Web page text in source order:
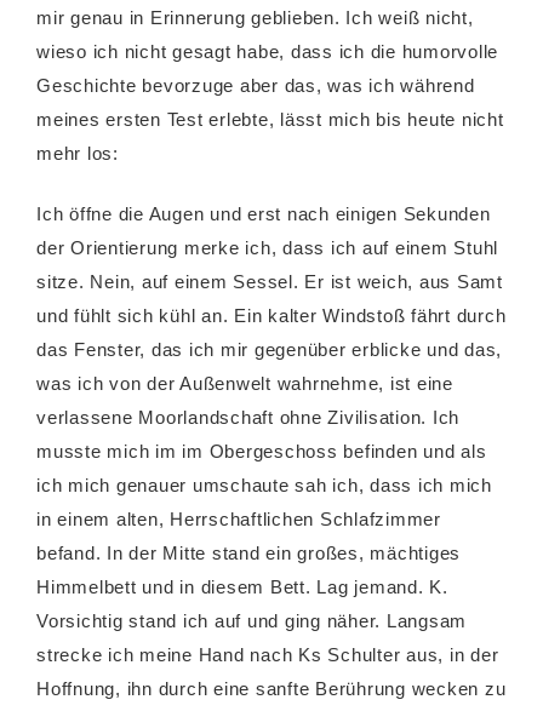
mir genau in Erinnerung geblieben. Ich weiß nicht,
wieso ich nicht gesagt habe, dass ich die humorvolle
Geschichte bevorzuge aber das, was ich während
meines ersten Test erlebte, lässt mich bis heute nicht
mehr los:
Ich öffne die Augen und erst nach einigen Sekunden
der Orientierung merke ich, dass ich auf einem Stuhl
sitze. Nein, auf einem Sessel. Er ist weich, aus Samt
und fühlt sich kühl an. Ein kalter Windstoß fährt durch
das Fenster, das ich mir gegenüber erblicke und das,
was ich von der Außenwelt wahrnehme, ist eine
verlassene Moorlandschaft ohne Zivilisation. Ich
musste mich im im Obergeschoss befinden und als
ich mich genauer umschaute sah ich, dass ich mich
in einem alten, Herrschaftlichen Schlafzimmer
befand. In der Mitte stand ein großes, mächtiges
Himmelbett und in diesem Bett. Lag jemand. K.
Vorsichtig stand ich auf und ging näher. Langsam
strecke ich meine Hand nach Ks Schulter aus, in der
Hoffnung, ihn durch eine sanfte Berührung wecken zu